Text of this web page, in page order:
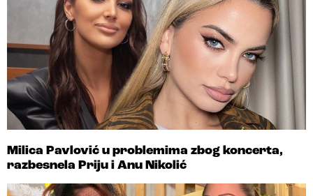
Milica Pavlović u problemima zbog koncerta,
razbesnela Priju i Anu Nikolić